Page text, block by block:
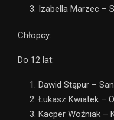
Izabella Marzec –
Chłopcy:
Do 12 lat:
Dawid Stąpur –
Łukasz Kwiatek –
Kacper Woźniak –